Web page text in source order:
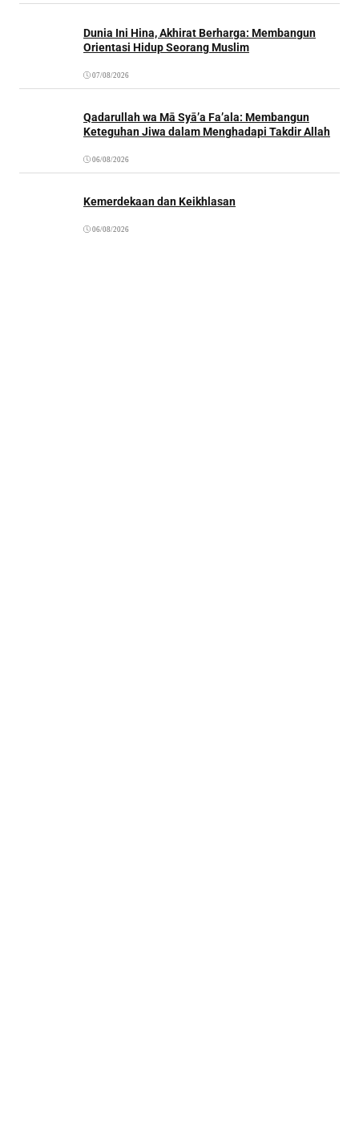
Dunia Ini Hina, Akhirat Berharga: Membangun
Orientasi Hidup Seorang Muslim
07/08/2026
Qadarullah wa Mā Syā’a Fa’ala: Membangun
Keteguhan Jiwa dalam Menghadapi Takdir Allah
06/08/2026
Kemerdekaan dan Keikhlasan
06/08/2026